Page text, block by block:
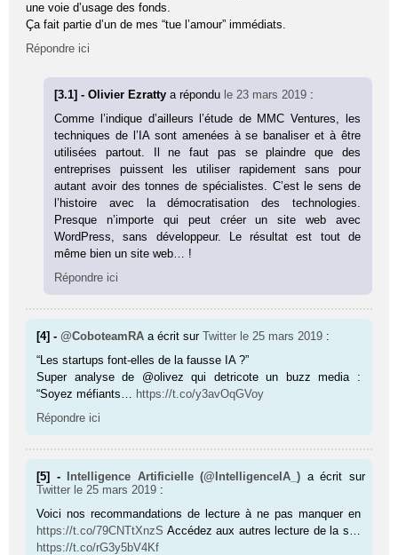
une voie d’usage des fonds.
Ça fait partie d’un de mes “tue l’amour” immédiats.
Répondre ici
[3.1] - Olivier Ezrattya répondu le 23 mars 2019 :
Comme l’indique d’ailleurs l’étude de MMC Ventures, les
techniques de l’IA sont amenées à se banaliser et à être
utilisées partout. Il ne faut pas se plaindre que des
entreprises puissent les utiliser rapidement sans pour
autant avoir des tonnes de spécialistes. C’est le sens de
l’histoire avec la démocratisation des technologies.
Presque n’importe qui peut créer un site web avec
WordPress, sans développeur. Le résultat est tout de
même bien un site web… !
Répondre ici
[4] -@CoboteamRA a écrit surTwitter le 25 mars 2019 :
“Les startups font-elles de la fausse IA ?”
Super analyse de @olivez qui detricote un buzz media :
“Soyez méfiants… https://t.co/y3avOqGVoy
Répondre ici
[5] - Intelligence Artificielle (@IntelligenceIA_) a écrit sur
Twitter le 25 mars 2019 :
Voici nos recommandations de lecture à ne pas manquer en
https://t.co/79CNTtXnzS Accédez aux autres lecture de la s…
https://t.co/rG3y5bV4Kf